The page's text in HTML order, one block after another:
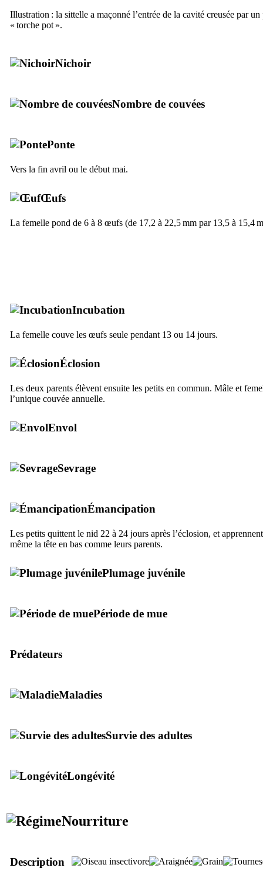
Illustration : la sittelle a maçonné l’entrée de la cavité creusée par
« torche pot ».
Nichoir
Nombre de couvées
Ponte
Vers la fin avril ou le début mai.
Œufs
La femelle pond de 6 à 8 œufs (de 17,2 à 22,5 mm par 13,5 à 15,4
Incubation
La femelle couve les œufs seule pendant 13 ou 14 jours.
Éclosion
Les deux parents élèvent ensuite les petits en commun. Mâle et
l’unique couvée annuelle.
Envol
Sevrage
Émancipation
Les petits quittent le nid 22 à 24 jours après l’éclosion, et
même la tête en bas comme leurs parents.
Plumage juvénile
Période de mue
Prédateurs
Maladies
Survie des adultes
Longévité
Nourriture
Description